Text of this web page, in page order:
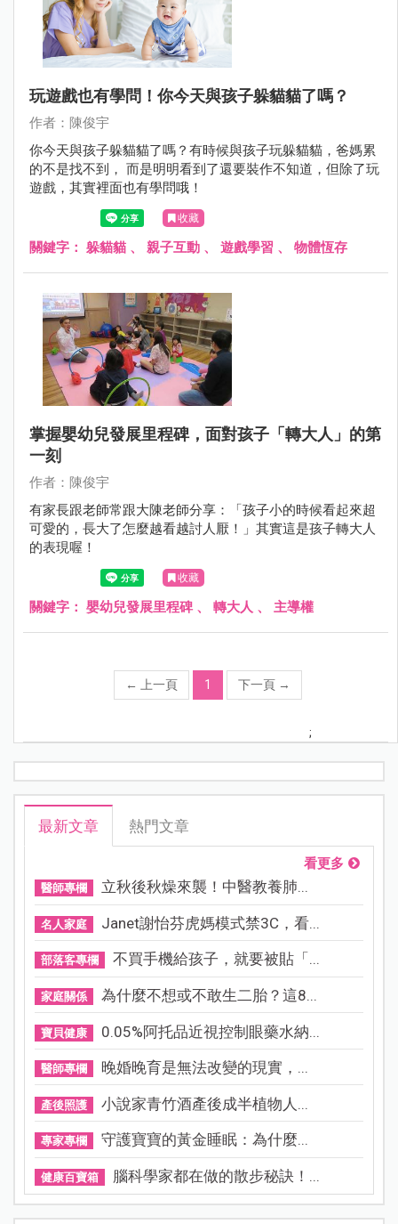
玩遊戲也有學問！你今天與孩子躲貓貓了嗎？
作者：陳俊宇
你今天與孩子躲貓貓了嗎？有時候與孩子玩躲貓貓，爸媽累
的不是找不到， 而是明明看到了還要裝作不知道，但除了玩
遊戲，其實裡面也有學問哦！
收藏
關鍵字： 躲貓貓 、 親子互動 、 遊戲學習 、 物體恆存
掌握嬰幼兒發展里程碑，面對孩子「轉大人」的第
一刻
作者：陳俊宇
有家長跟老師常跟大陳老師分享：「孩子小的時候看起來超
可愛的，長大了怎麼越看越討人厭！」其實這是孩子轉大人
的表現喔！
收藏
關鍵字： 嬰幼兒發展里程碑、 轉大人 、 主導權
← 上一頁 1 下一頁 →
;
最新文章 熱門文章
看更多
醫師專欄 立秋後秋燥來襲！中醫教養肺...
名人家庭 Janet謝怡芬虎媽模式禁3C，看...
部落客專欄 不買手機給孩子，就要被貼「...
家庭關係 為什麼不想或不敢生二胎？這8...
寶貝健康 0.05%阿托品近視控制眼藥水納...
醫師專欄 晚婚晚育是無法改變的現實，...
產後照護 小說家青竹酒產後成半植物人...
專家專欄 守護寶寶的黃金睡眠：為什麼...
健康百寶箱 腦科學家都在做的散步秘訣！...